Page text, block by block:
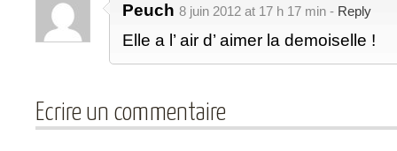
Peuch 8 juin 2012 at 17 h 17 min - Reply
Elle a l’ air d’ aimer la demoiselle !
Ecrire un commentaire